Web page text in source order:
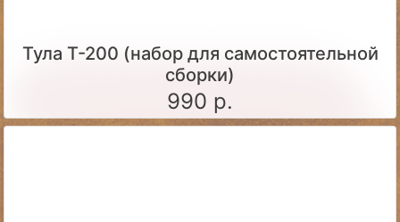
Тула Т-200 (набор для самостоятельной
сборки)
990 р.